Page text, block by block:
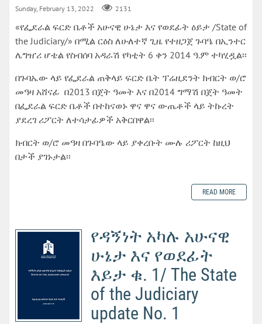
Sunday, February 13, 2022 2131
«የፌደራል ፍርድ ቤቶች አሁናዊ ሁኔታ እና የወደፊት ዕይታ /State of
the Judiciary/» በሚል ርዕስ ለሁለተኛ ጊዜ የተዘጋጀ ጉባዔ በኢንተር
ሌግዠሪ ሆቴል የስብሰባ አዳራሽ የካቲት 6 ቀን 2014 ዓ.ም ተካሂዷል፡፡
በጉባኤው ላይ የፌደራል ጠቅላይ ፍርድ ቤት ፕሬዚደንት ክብርት ወ/ሮ
መዓዛ አሸናፊ በ2013 በጀት ዓመት እና በ2014 ግማሽ በጀት ዓመት
በፌደራል ፍርድ ቤቶች በተከናወኑ ዋና ዋና ውጤቶች ላይ ትኩረት
ያደረገ ሪፖርት ለተሳታፊዎች አቅርበዋል፡፡
ክብርት ወ/ሮ መዓዛ በጉባዔው ላይ ያቀረቡት ሙሉ ሪፖርት ከዚህ
በታች ያገኑታል፡፡
READ MORE
የዳኝነት አካሉ አሁናዊ
ሁኔታ እና የወደፊት
እይታ ቁ. 1/ The State
of the Judiciary
update No. 1